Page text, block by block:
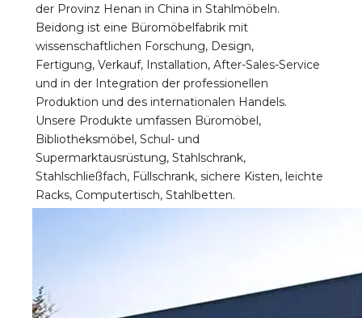
der Provinz Henan in China in Stahlmöbeln.
Beidong ist eine Büromöbelfabrik mit
wissenschaftlichen Forschung, Design,
Fertigung, Verkauf, Installation, After-Sales-Service
und in der Integration der professionellen
Produktion und des internationalen Handels.
Unsere Produkte umfassen Büromöbel,
Bibliotheksmöbel, Schul- und
Supermarktausrüstung, Stahlschrank,
Stahlschließfach, Füllschrank, sichere Kisten, leichte
Racks, Computertisch, Stahlbetten.